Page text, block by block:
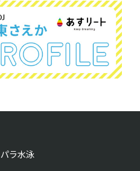
パラ水泳